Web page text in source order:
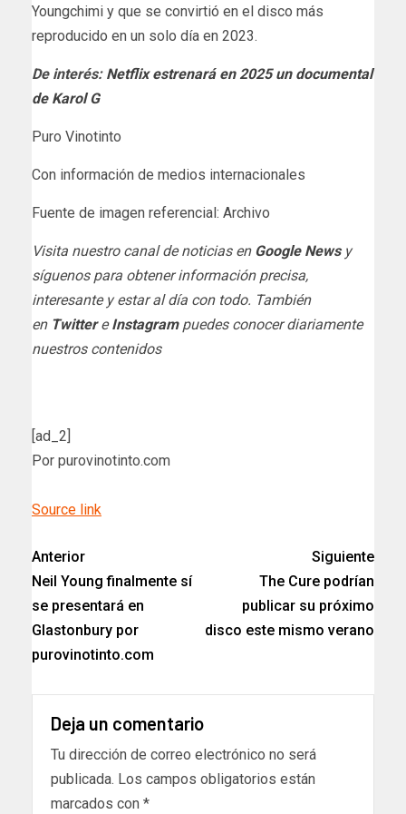
Youngchimi y que se convirtió en el disco más
reproducido en un solo día en 2023.
De interés: Netflix estrenará en 2025 un documental
de Karol G
Puro Vinotinto
Con información de medios internacionales
Fuente de imagen referencial: Archivo
Visita nuestro canal de noticias en Google Newsy
síguenos para obtener información precisa,
interesante y estar al día con todo. También
en TwittereInstagrampuedes conocer diariamente
nuestros contenidos
[ad_2]
Por purovinotinto.com
Source link
Anterior
Neil Young finalmente sí
se presentará en
Glastonbury por
purovinotinto.com
Siguiente
The Cure podrían
publicar su próximo
disco este mismo verano
Deja un comentario
Tu dirección de correo electrónico no será
publicada. Los campos obligatorios están
marcados con *